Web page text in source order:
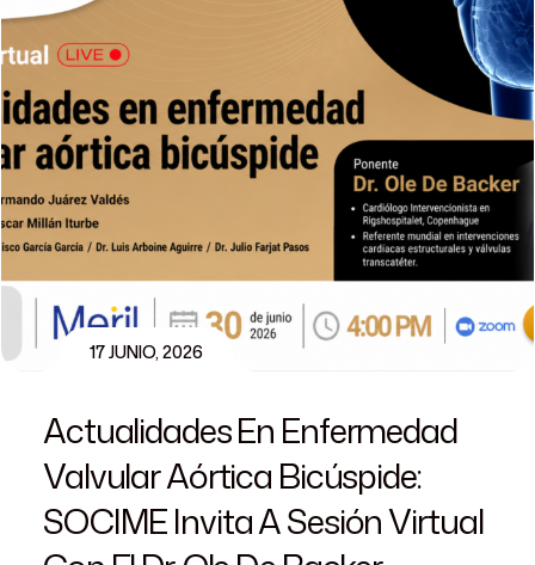
17 JUNIO, 2026
Actualidades En Enfermedad
Valvular Aórtica Bicúspide:
SOCIME Invita A Sesión Virtual